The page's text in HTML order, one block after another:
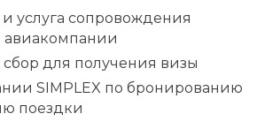
услуга сопровождения
авиакомпании
для получения визы
SIMPLEX по бронированию
поездки